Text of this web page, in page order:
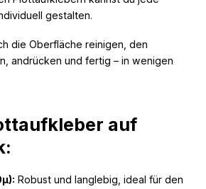
gestalten.
die Oberfläche reinigen, den
andrücken und fertig – in wenigen
auf
Robust und langlebig, ideal für den